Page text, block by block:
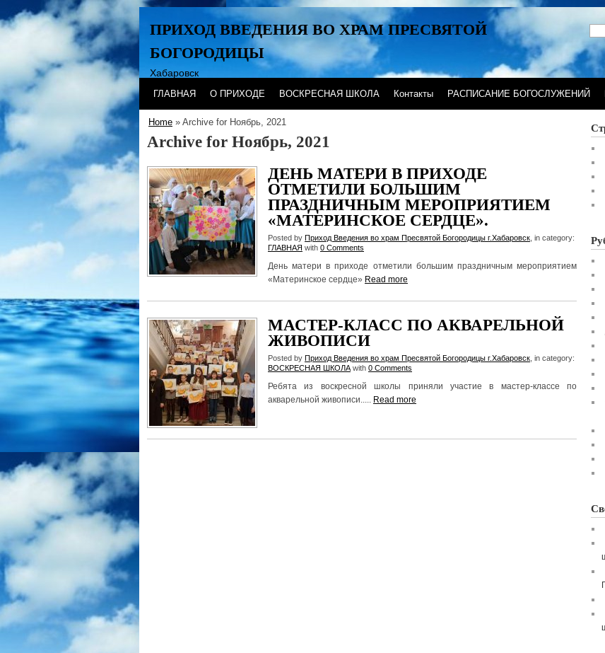
ПРИХОД ВВЕДЕНИЯ ВО ХРАМ ПРЕСВЯТОЙ
БОГОРОДИЦЫ
Хабаровск
ГЛАВНАЯ О ПРИХОДЕ ВОСКРЕСНАЯ ШКОЛА Контакты РАСПИСАНИЕ БОГОСЛУЖЕНИЙ
Home » Archive for Ноябрь, 2021
Archive for Ноябрь, 2021
ДЕНЬ МАТЕРИ В ПРИХОДЕ
ОТМЕТИЛИ БОЛЬШИМ
ПРАЗДНИЧНЫМ МЕРОПРИЯТИЕМ
«МАТЕРИНСКОЕ СЕРДЦЕ».
Posted by Приход Введения во храм Пресвятой Богородицы г.Хабаровск , in category:
ГЛАВНАЯ with 0 Comments
День матери в приходе отметили большим праздничным мероприятием
«Материнское сердце» Read more
МАСТЕР-КЛАСС ПО АКВАРЕЛЬНОЙ
ЖИВОПИСИ
Posted by Приход Введения во храм Пресвятой Богородицы г.Хабаровск , in category:
ВОСКРЕСНАЯ ШКОЛА with 0 Comments
Ребята из воскресной школы приняли участие в мастер-классе по
акварельной живописи..... Read more